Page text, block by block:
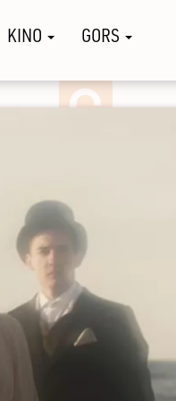
KINO GORS